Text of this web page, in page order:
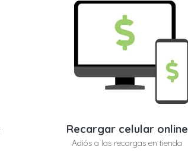
Recargar celular online
Adiós a las recargas en tienda